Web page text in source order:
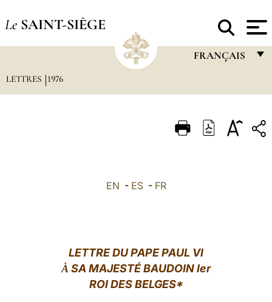
Le SAINT-SIÈGE
FRANÇAIS
ITALIANO
中文
LETTRES 1976
EN - ES- FR
LETTRE DU PAPE PAUL VI
À SA MAJESTÉ BAUDOIN Ier
ROI DES BELGES*